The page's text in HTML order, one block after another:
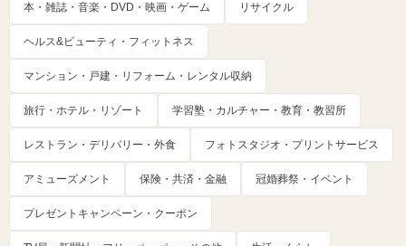
本・雑誌・音楽・DVD・映画・ゲーム リサイクル
ヘルス&ビューティ・フィットネス
マンション・戸建・リフォーム・レンタル収納
旅行・ホテル・リゾート 学習塾・カルチャー・教育・教習所
レストラン・デリバリー・外食 フォトスタジオ・プリントサービス
アミューズメント 保険・共済・金融 冠婚葬祭・イベント
プレゼントキャンペーン・クーポン